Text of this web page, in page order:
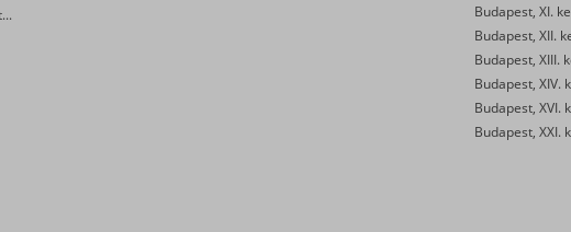
Általános szerződési feltételek
Budapest, XI.
Budapest, XII.
Budapest, XIII.
Budapest, XIV.
Budapest, XVI.
Budapest, XXI.